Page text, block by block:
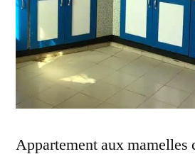
Appartement aux mamelles